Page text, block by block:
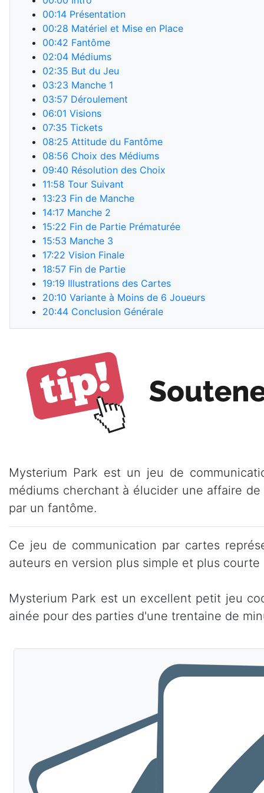
00:14 Présentation
00:28 Matériel et Mise en Place
00:42 Fantôme
02:04 Médiums
02:35 But du Jeu
03:23 Manche 1
03:57 Déroulement
06:01 Visions
07:35 Tickets
08:25 Attitude du Fantôme
08:56 Choix des Médiums
09:40 Résolution des Choix
11:58 Tour Suivant
13:23 Fin de Manche
14:17 Manche 2
15:22 Fin de Partie Prématurée
15:53 Manche 3
17:22 Vision Finale
18:57 Fin de Partie
19:19 Illustrations des Cartes
20:10 Variante à Moins de 6 Joueurs
20:44 Conclusion Générale
Mysterium Park est un jeu de
médiums cherchant à élucider une affaire
par un fantôme.
Ce jeu de communication par cartes
auteurs en version plus simple et plus
Mysterium Park est un excellent petit jeu
ainée pour des parties d'une trentaine de